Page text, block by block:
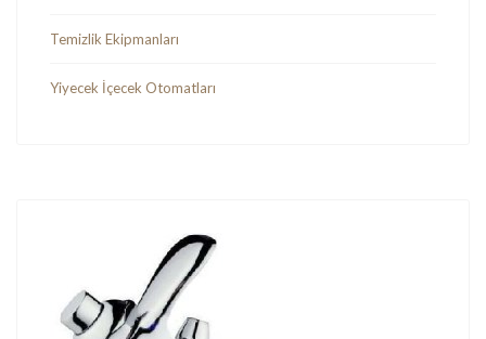
Temizlik Ekipmanları
Yiyecek İçecek Otomatları